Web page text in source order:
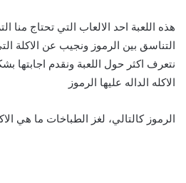
هذه اللعبة احد الالعاب التي تحتاج منا
التناسق بين الرموز ونجيب عن الاكلة
نتعرف اكثر حول اللعبة ونقدم
الاكله الداله عليها الرموز
الرموز كالتالي، لغز الطباخات ما هي